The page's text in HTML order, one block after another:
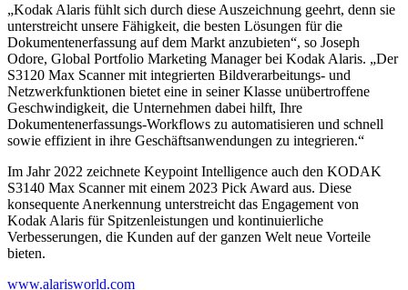
„Kodak Alaris fühlt sich durch diese Auszeichnung geehrt, denn sie
unterstreicht unsere Fähigkeit, die besten Lösungen für die
Dokumentenerfassung auf dem Markt anzubieten“, so Joseph
Odore, Global Portfolio Marketing Manager bei Kodak Alaris. „Der
S3120 Max Scanner mit integrierten Bildverarbeitungs- und
Netzwerkfunktionen bietet eine in seiner Klasse unübertroffene
Geschwindigkeit, die Unternehmen dabei hilft, Ihre
Dokumentenerfassungs-Workflows zu automatisieren und schnell
sowie effizient in ihre Geschäftsanwendungen zu integrieren.“
Im Jahr 2022 zeichnete Keypoint Intelligence auch den KODAK
S3140 Max Scanner mit einem 2023 Pick Award aus. Diese
konsequente Anerkennung unterstreicht das Engagement von
Kodak Alaris für Spitzenleistungen und kontinuierliche
Verbesserungen, die Kunden auf der ganzen Welt neue Vorteile
bieten.
www.alarisworld.com